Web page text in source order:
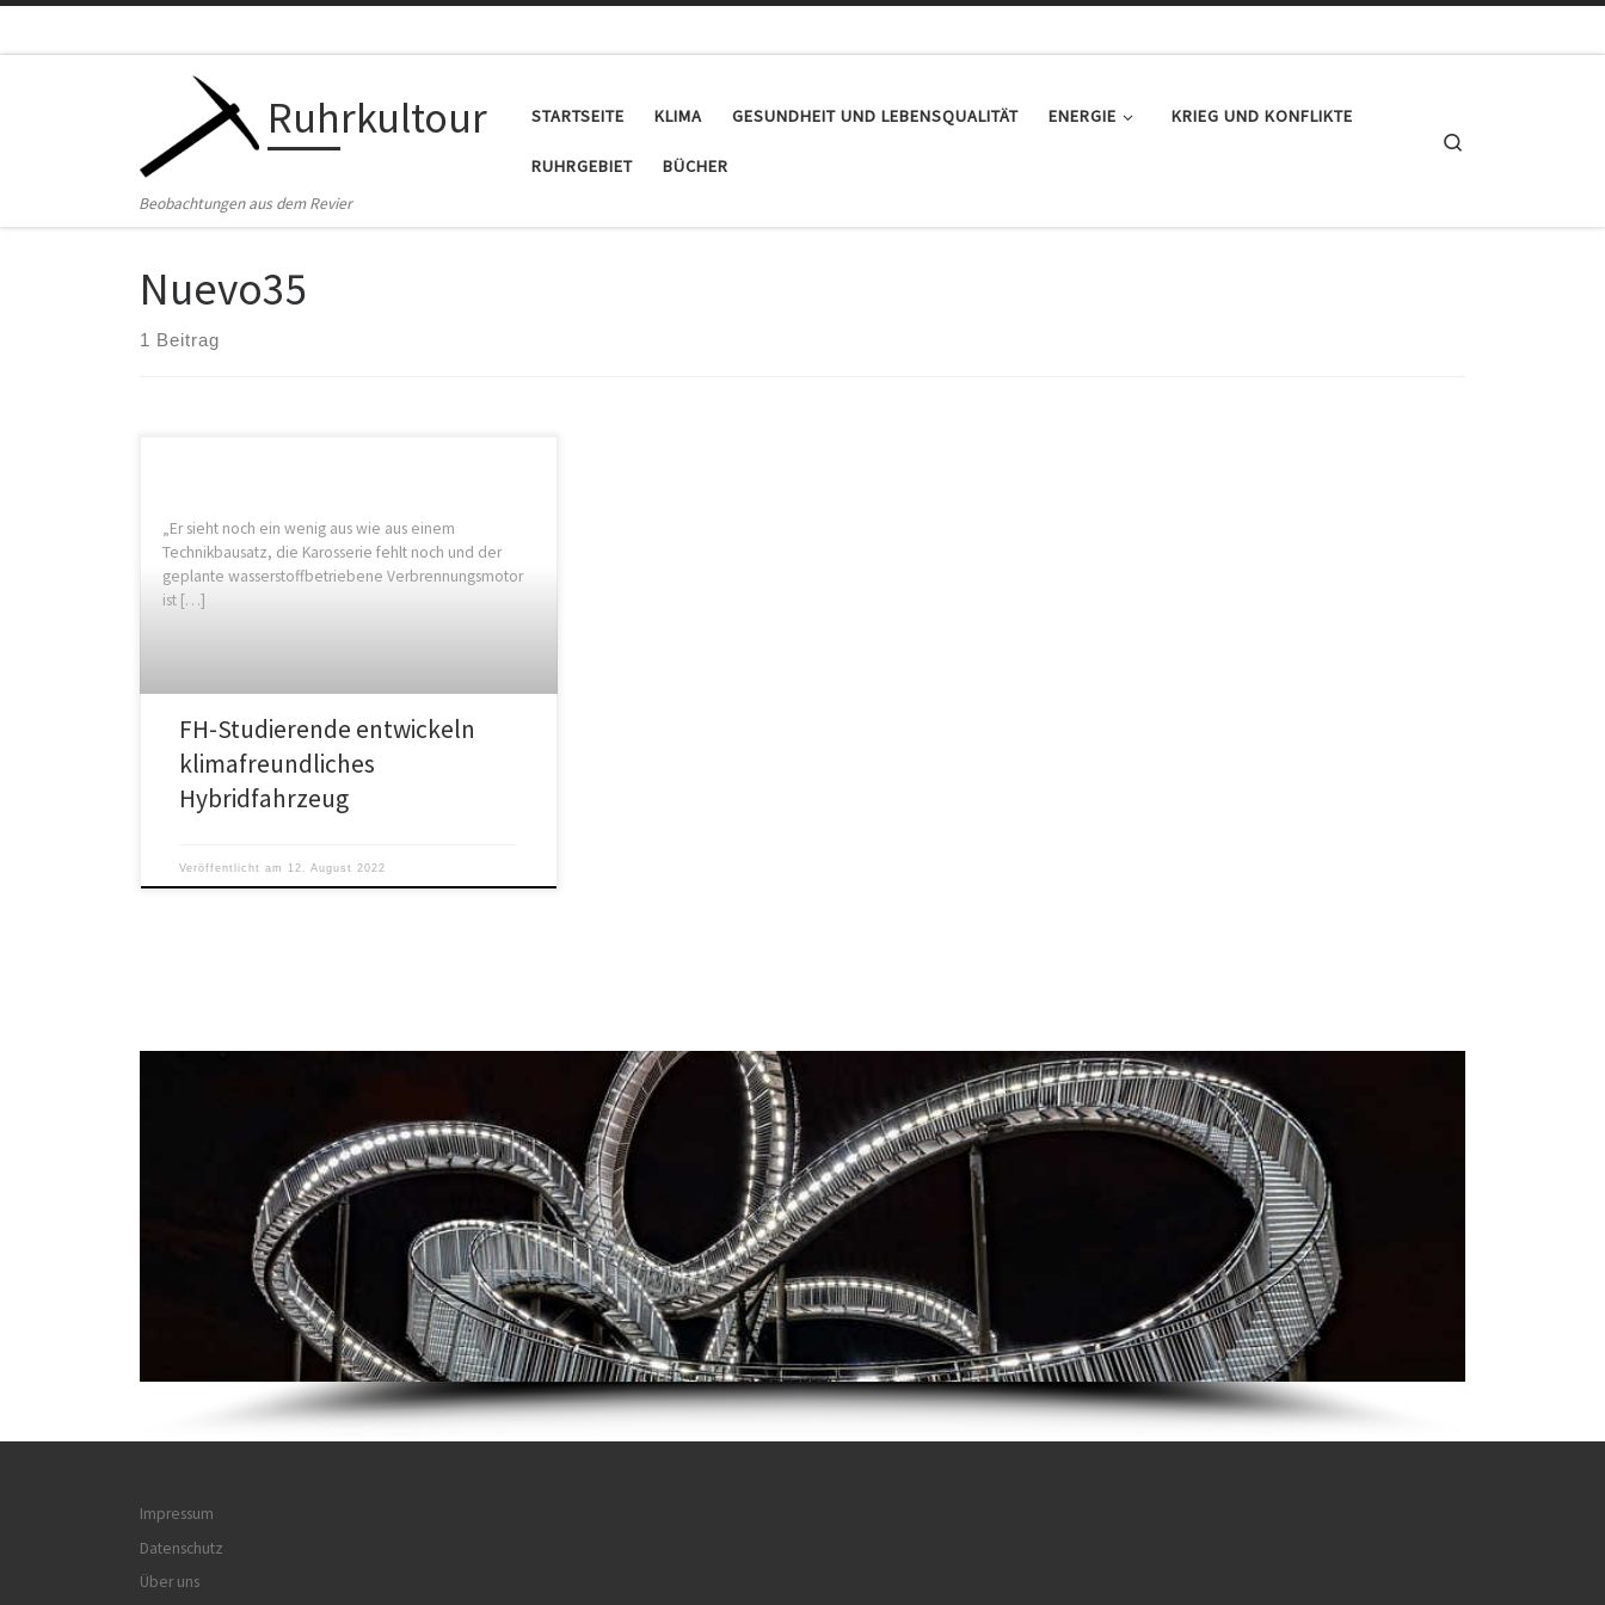
Ruhrkultour
Beobachtungen aus dem Revier
STARTSEITE KLIMA GESUNDHEIT UND LEBENSQUALITÄT ENERGIE KRIEG UND KONFLIKTE
RUHRGEBIET BÜCHER
Nuevo35
1 Beitrag
„Er sieht noch ein wenig aus wie aus einem
Technikbausatz, die Karosserie fehlt noch und der
geplante wasserstoffbetriebene Verbrennungsmotor
ist […]
FH-Studierende entwickeln
klimafreundliches
Hybridfahrzeug
Veröffentlicht am 12. August 2022
Impressum
Datenschutz
Über uns